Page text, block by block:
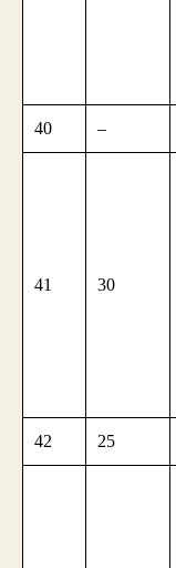
40 –
41 30
42 25